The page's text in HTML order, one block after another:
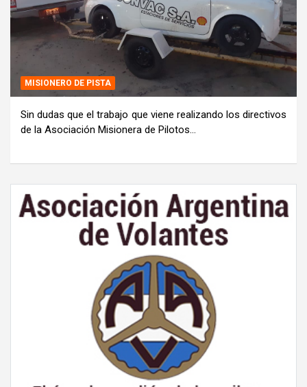
MISIONERO DE PISTA
Sin dudas que el trabajo que viene realizando los directivos
de la Asociación Misionera de Pilotos…